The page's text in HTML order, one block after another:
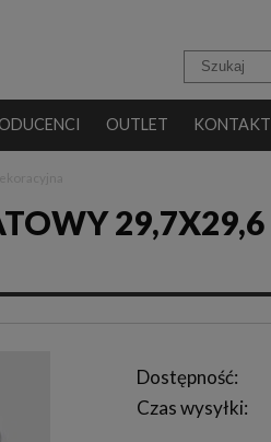
OUTLET KONTAKT
29,7X29,6
Dostępność:
Czas wysyłki: